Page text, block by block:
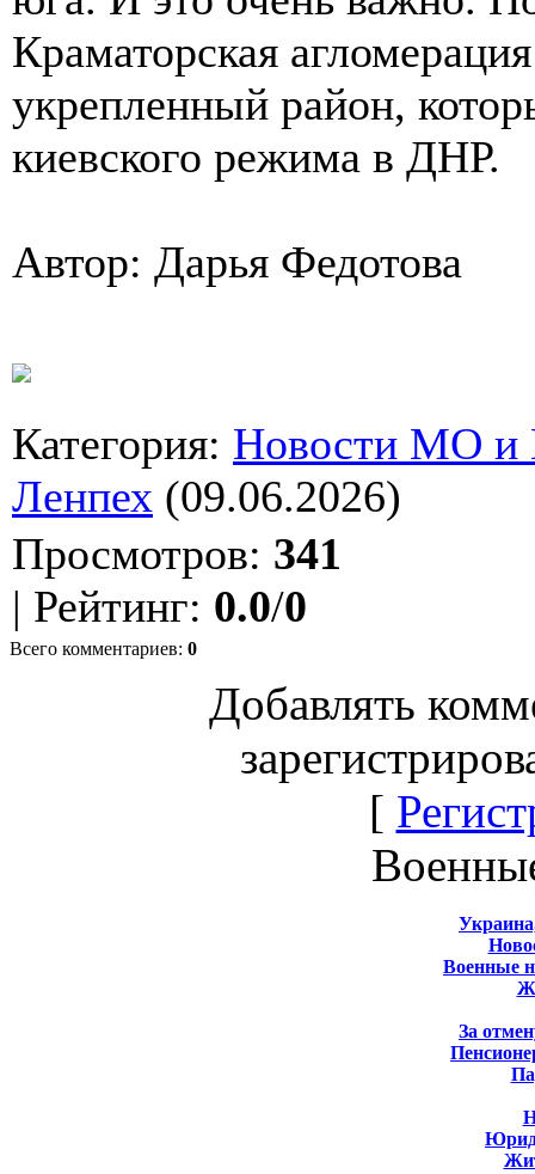
Краматорская
укрепленный район,
киевского режима в ДНР.
Автор: Дарья Федотова
Категория: Новости МО
Ленпех (09.06.2026)
Просмотров: 341
| Рейтинг: 0.0/0
Всего комментариев: 0
Добавлять
[
Военные
За